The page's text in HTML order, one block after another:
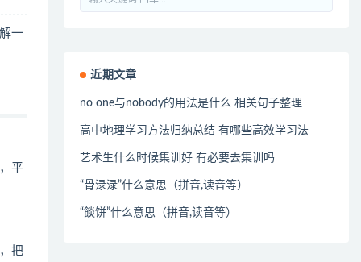
一
平
把
近期文章
no one与nobody的用法是什么 相关句子整理
高中地理学习方法归纳总结 有哪些高效学习法
艺术生什么时候集训好 有必要去集训吗
“骨渌渌”什么意思（拼音,读音等）
“餤饼”什么意思（拼音,读音等）